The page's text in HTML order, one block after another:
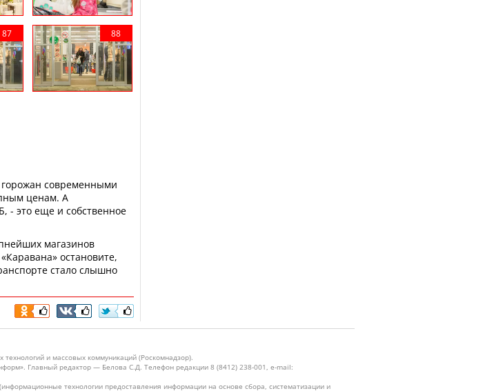
горожан современными
ценам. А
- это еще и собственное
магазинов
остановите,
стало слышно
и массовых коммуникаций (Роскомнадзор).
Главный редактор — Белова С.Д. Телефон редакции 8 (8412) 238-001, e-mail:
технологии предоставления информации на основе сбора, систематизации и